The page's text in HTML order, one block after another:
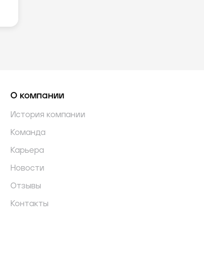
О компании
История компании
Команда
Карьера
Новости
Отзывы
Контакты